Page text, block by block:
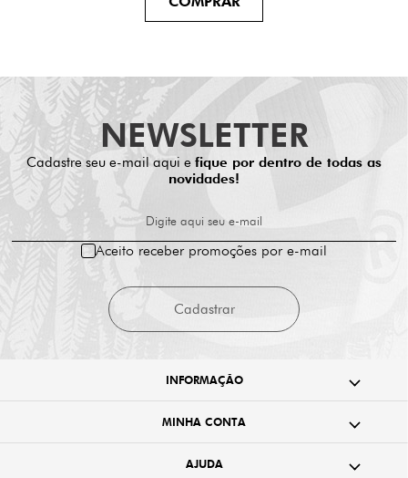
NEWSLETTER
Cadastre seu e-mail aqui e fique por dentro de todas as
novidades!
Digite aqui seu e-mail
Cadastrar
Aceito receber promoções por e-mail
INFORMAÇÃO
MINHA CONTA
AJUDA